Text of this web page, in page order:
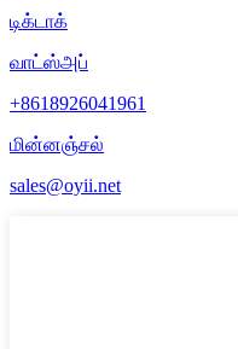
டிக்டாக்
வாட்ஸ்அப்
+8618926041961
மின்னஞ்சல்
sales@oyii.net